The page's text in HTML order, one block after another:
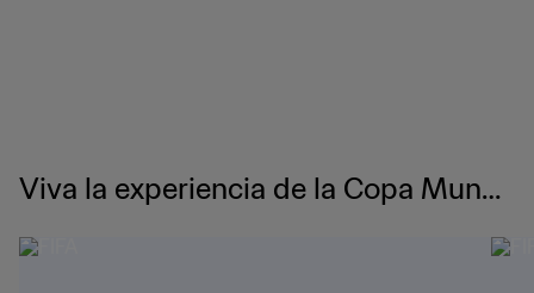
Viva la experiencia de la Copa Mundi